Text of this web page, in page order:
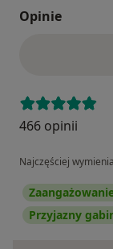
Opinie
466 opinii
Najczęściej
Przyjazny